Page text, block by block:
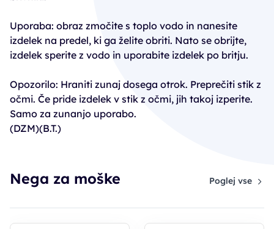
Uporaba: obraz zmočite s toplo vodo in nanesite
izdelek na predel, ki ga želite obriti. Nato se obrijte,
izdelek sperite z vodo in uporabite izdelek po britju.
Opozorilo: Hraniti zunaj dosega otrok. Preprečiti stik z
očmi. Če pride izdelek v stik z očmi, jih takoj izperite.
Samo za zunanjo uporabo.
(DZM)(B.T.)
Nega za moške Poglej vse